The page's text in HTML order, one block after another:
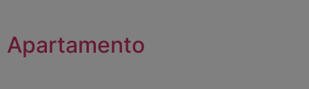
Apartamento